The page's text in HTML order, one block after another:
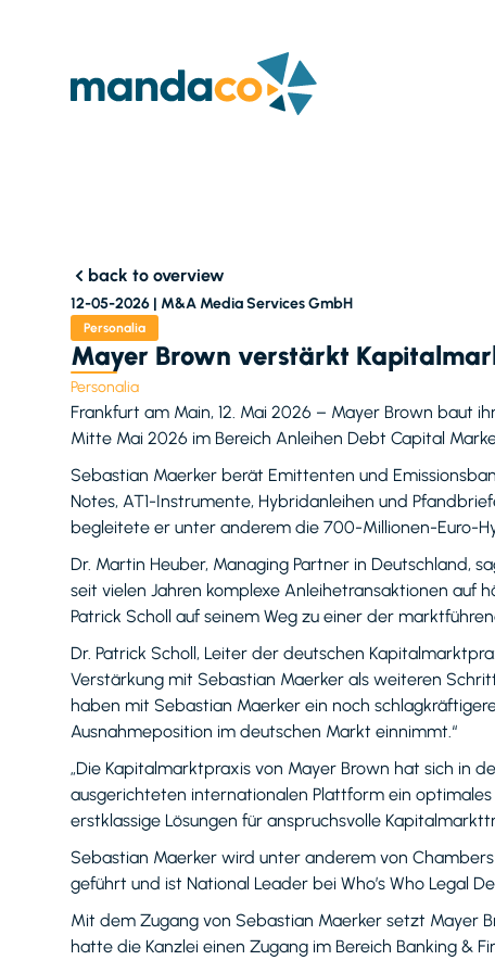
back to overview
12-05-2026 | M&A Media Services GmbH
Personalia
Mayer Brown verstärkt
Personalia
Frankfurt am Main, 12. Mai 2026 – Mayer Brown baut
Mitte Mai 2026 im Bereich Anleihen Debt Capital
Sebastian Maerker berät Emittenten und
Notes, AT1-Instrumente, Hybridanleihen und
begleitete er unter anderem die 700-Millionen-Euro-
Dr. Martin Heuber, Managing Partner in Deutschland,
seit vielen Jahren komplexe Anleihetransaktionen auf
Patrick Scholl auf seinem Weg zu einer der
Dr. Patrick Scholl, Leiter der deutschen
Verstärkung mit Sebastian Maerker als weiteren
haben mit Sebastian Maerker ein noch
Ausnahmeposition im deutschen Markt einnimmt.“
„Die Kapitalmarktpraxis von Mayer Brown hat sich in
ausgerichteten internationalen Plattform ein
erstklassige Lösungen für anspruchsvolle
Sebastian Maerker wird unter anderem von
geführt und ist National Leader bei Who’s Who Legal
Mit dem Zugang von Sebastian Maerker setzt Mayer
hatte die Kanzlei einen Zugang im Bereich Banking &